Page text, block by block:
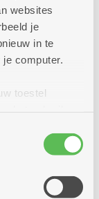
websites
je
in te
computer.
toestel
Sommige
die een
van onze
met een vrolijk